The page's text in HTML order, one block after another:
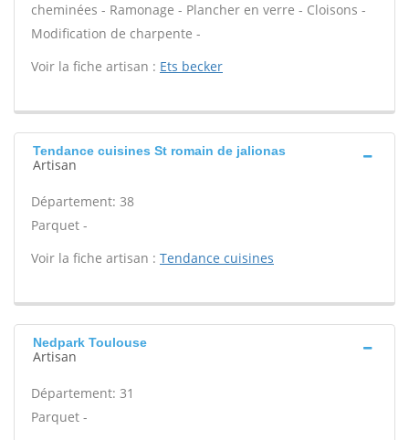
cheminées - Ramonage - Plancher en verre - Cloisons -
Modification de charpente -
Voir la fiche artisan : Ets becker
Tendance cuisines St romain de jalionas
Artisan
Département: 38
Parquet -
Voir la fiche artisan : Tendance cuisines
Nedpark Toulouse
Artisan
Département: 31
Parquet -